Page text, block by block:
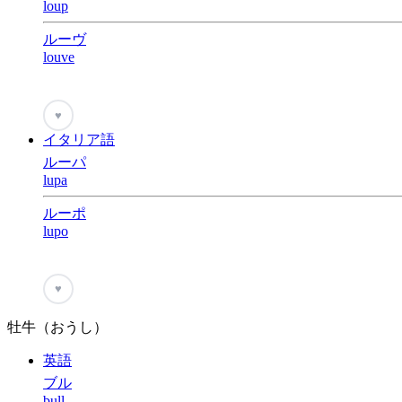
loup
ルーヴ
louve
♥
イタリア語
ルーパ
lupa
ルーポ
lupo
♥
牡牛（おうし）
英語
ブル